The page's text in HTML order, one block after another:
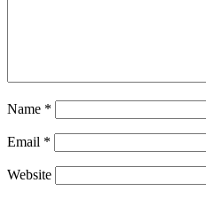
Name *
Email *
Website